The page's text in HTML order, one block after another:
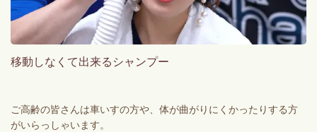
移動しなくて出来るシャンプー
ご高齢の皆さんは車いすの方や、体が曲がりにくかったりする方
がいらっしゃいます。